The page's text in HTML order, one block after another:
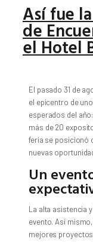
Así fue
de
el Hotel
El pasado 31 de
el epicentro de
esperados del
más de 20
feria se posicionó
nuevas
Un
La alta asistencia
evento. Así
mejores